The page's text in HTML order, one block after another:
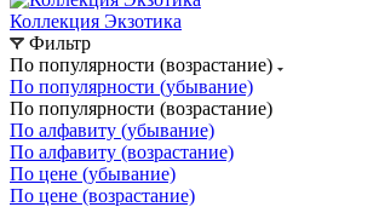
Коллекция Экзотика
Фильтр
По популярности (возрастание)
По популярности (убывание)
По популярности (возрастание)
По алфавиту (убывание)
По алфавиту (возрастание)
По цене (убывание)
По цене (возрастание)